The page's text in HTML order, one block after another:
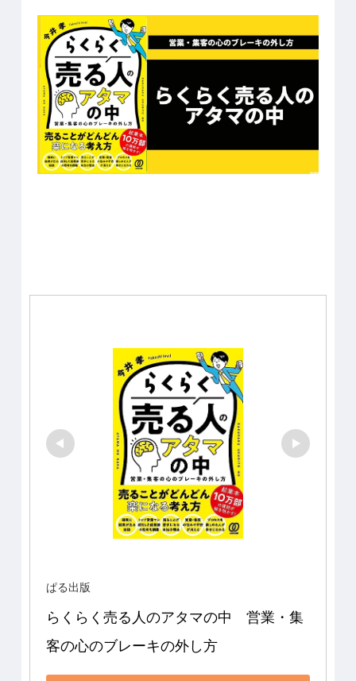
ぱる出版
らくらく売る人のアタマの中　営業・集
客の心のブレーキの外し方